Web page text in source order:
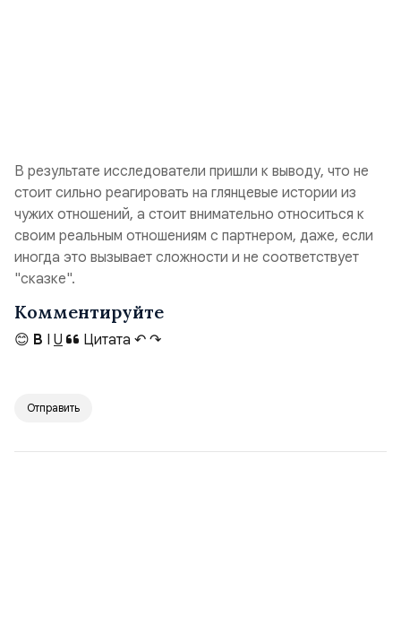
В результате исследователи пришли к выводу, что не
стоит сильно реагировать на глянцевые истории из
чужих отношений, а стоит внимательно относиться к
своим реальным отношениям с партнером, даже, если
иногда это вызывает сложности и не соответствует
"сказке".
Комментируйте
😊 B I U Цитата ↶ ↷
Отправить